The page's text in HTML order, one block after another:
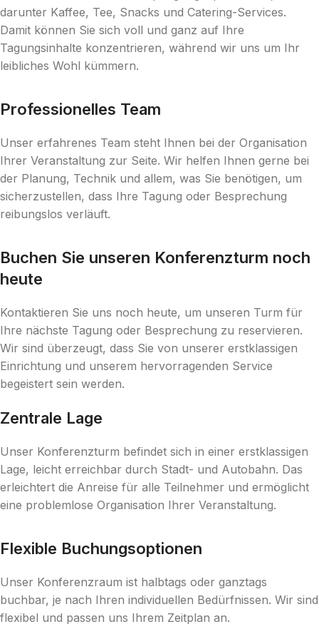
darunter Kaffee, Tee, Snacks und Catering-Services.
Damit können Sie sich voll und ganz auf Ihre
Tagungsinhalte konzentrieren, während wir uns um Ihr
leibliches Wohl kümmern.
Professionelles Team
Unser erfahrenes Team steht Ihnen bei der Organisation
Ihrer Veranstaltung zur Seite. Wir helfen Ihnen gerne bei
der Planung, Technik und allem, was Sie benötigen, um
sicherzustellen, dass Ihre Tagung oder Besprechung
reibungslos verläuft.
Buchen Sie unseren Konferenzturm noch
heute
Kontaktieren Sie uns noch heute, um unseren Turm für
Ihre nächste Tagung oder Besprechung zu reservieren.
Wir sind überzeugt, dass Sie von unserer erstklassigen
Einrichtung und unserem hervorragenden Service
begeistert sein werden.
Zentrale Lage
Unser Konferenzturm befindet sich in einer erstklassigen
Lage, leicht erreichbar durch Stadt- und Autobahn. Das
erleichtert die Anreise für alle Teilnehmer und ermöglicht
eine problemlose Organisation Ihrer Veranstaltung.
Flexible Buchungsoptionen
Unser Konferenzraum ist halbtags oder ganztags
buchbar, je nach Ihren individuellen Bedürfnissen. Wir sind
flexibel und passen uns Ihrem Zeitplan an.